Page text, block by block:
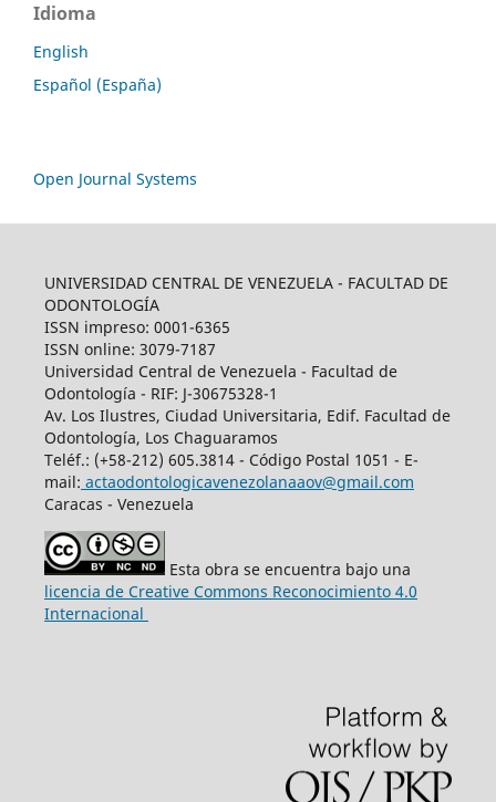
Idioma
English
Español (España)
Open Journal Systems
UNIVERSIDAD CENTRAL DE VENEZUELA - FACULTAD DE
ODONTOLOGÍA
ISSN impreso: 0001-6365
ISSN online: 3079-7187
Universidad Central de Venezuela - Facultad de
Odontología - RIF: J-30675328-1
Av. Los Ilustres, Ciudad Universitaria, Edif. Facultad de
Odontología, Los Chaguaramos
Teléf.: (+58-212) 605.3814 - Código Postal 1051 - E-
mail: actaodontologicavenezolanaaov@gmail.com
Caracas - Venezuela
Esta obra se encuentra bajo una
licencia de Creative Commons Reconocimiento 4.0
Internacional